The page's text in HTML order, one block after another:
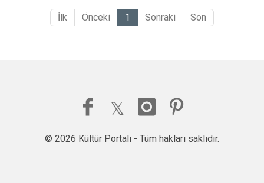
İlk Önceki 1 Sonraki Son
© 2026 Kültür Portalı - Tüm hakları saklıdır.